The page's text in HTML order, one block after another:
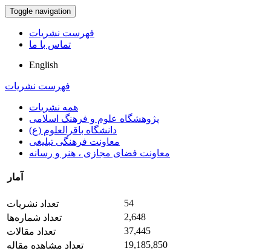
Toggle navigation
فهرست نشریات
تماس با ما
English
فهرست نشریات
همه نشریات
پژوهشگاه علوم و فرهنگ اسلامی
دانشگاه باقرالعلوم (ع)
معاونت فرهنگی تبلیغی
معاونت فضای مجازی ، هنر و رسانه
آمار
تعداد نشریات
54
تعداد شماره‌ها
2,648
تعداد مقالات
37,445
تعداد مشاهده مقاله
19,185,850